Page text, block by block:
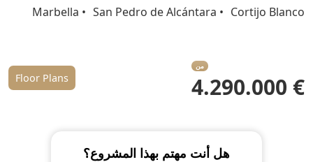
Marbella San Pedro de Alcántara Cortijo Blanco
من
€ 4.290.000
Floor Plans
هل أنت مهتم بهذا المشروع؟